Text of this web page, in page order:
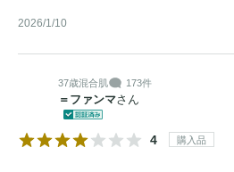
2026/1/10
37歳混合肌 173件
＝ファンマさん
4 購入品